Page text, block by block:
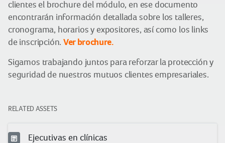
clientes el brochure del módulo, en ese documento
encontrarán información detallada sobre los talleres,
cronograma, horarios y expositores, así como los links
de inscripción.Ver brochure.
Sigamos trabajando juntos para reforzar la protección y
seguridad de nuestros mutuos clientes empresariales.
RELATED ASSETS
Ejecutivas en clínicas